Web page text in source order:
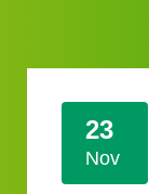
23
Nov